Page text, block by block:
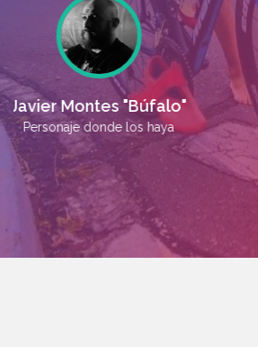
David Iglesias
Triatleta Age Group